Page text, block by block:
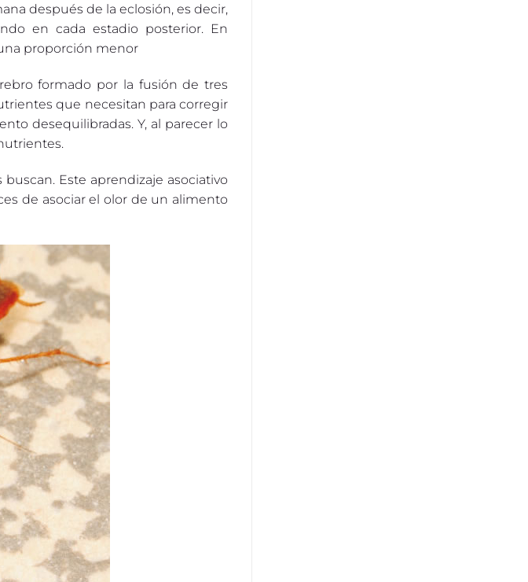
después de la eclosión, es decir,
en cada estadio posterior. En
proporción menor
formado por la fusión de tres
que necesitan para corregir
desequilibradas. Y, al parecer lo
Este aprendizaje asociativo
de asociar el olor de un alimento